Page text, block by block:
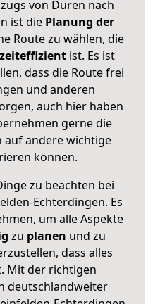
von Düren nach
ist diePlanung der
Route zu wählen, die
zeiteffizientist. Es ist
dass die Route frei
und anderen
auch hier haben
gerne die
auf andere wichtige
können.
zu beachten bei
Echterdingen. Es
um alle Aspekte
zu planen und zu
dass alles
Mit der richtigen
deutschlandweiter